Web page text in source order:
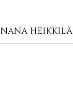
NANA HEIKKILÄ